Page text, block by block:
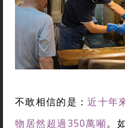
不敢相信的是：近十年
物居然超過350萬噸。